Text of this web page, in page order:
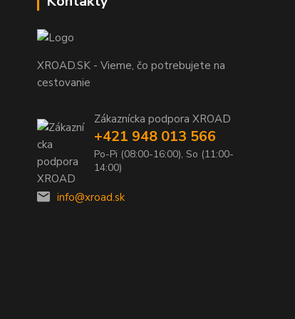
XROAD.SK - Vieme, čo potrebujete na
cestovanie
Zákaznícka podpora XROAD
+421 948 013 566
Po-Pi (08:00-16:00), So (11:00-
14:00)
info@xroad.sk